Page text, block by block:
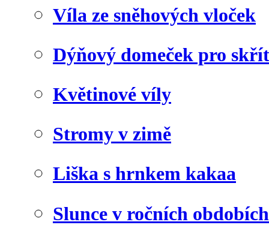
Víla ze sněhových vloček
Dýňový domeček pro
Květinové víly
Stromy v zimě
Liška s hrnkem kakaa
Slunce v ročních obdobích